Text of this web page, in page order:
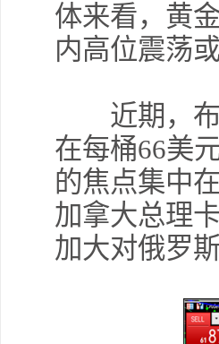
体来看，黄
内高位震荡
近期，布
在每桶66美
的焦点集中
加拿大总理
加大对俄罗